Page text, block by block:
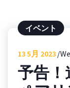
イベント
13 5月 2023
予告